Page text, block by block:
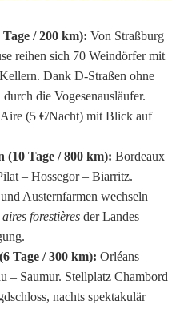
/ 200 km): Von Straßburg
reihen sich 70 Weindörfer mit
Dank D-Straßen ohne
die Vogesenausläufer.
(5 €/Nacht) mit Blick auf
Tage / 800 km): Bordeaux
– Hossegor – Biarritz.
Austernfarmen wechseln
aires forestières der Landes
Tage / 300 km): Orléans –
– Saumur. Stellplatz Chambord
nachts spektakulär